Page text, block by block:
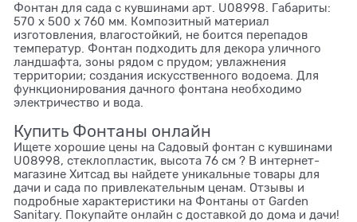
Фонтан для сада с кувшинами арт. U08998. Габариты:
570 x 500 x 760 мм. Композитный материал
изготовления, влагостойкий, не боится перепадов
температур. Фонтан подходить для декора уличного
ландшафта, зоны рядом с прудом; увлажнения
территории; создания искусственного водоема. Для
функционирования дачного фонтана необходимо
электричество и вода.
Купить Фонтаны онлайн
Ищете хорошие цены на Садовый фонтан с кувшинами
U08998, стеклопластик, высота 76 см ? В интернет-
магазине Хитсад вы найдете уникальные товары для
дачи и сада по привлекательным ценам. Отзывы и
подробные характеристики на Фонтаны от Garden
Sanitary. Покупайте онлайн с доставкой до дома и дачи!